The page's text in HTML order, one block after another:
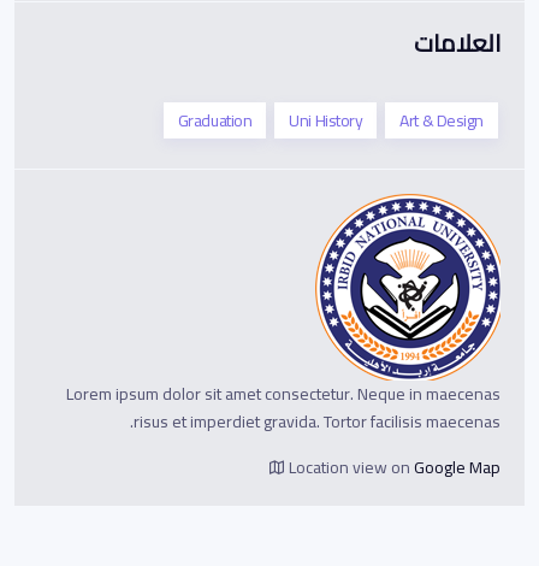
العلامات
Art & Design
Uni History
Graduation
Lorem ipsum dolor sit amet consectetur. Neque in maecenas
risus et imperdiet gravida. Tortor facilisis maecenas.
Location view onGoogle Map